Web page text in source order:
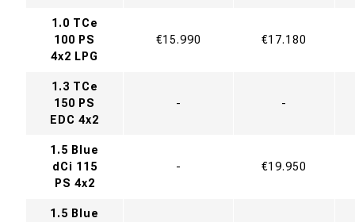
1.0 TCe
100 PS
4x2 LPG
€15.990 €17.180
1.3 TCe
150 PS
EDC 4x2
- -
1.5 Blue
dCi 115
PS 4x2
- €19.950
1.5 Blue